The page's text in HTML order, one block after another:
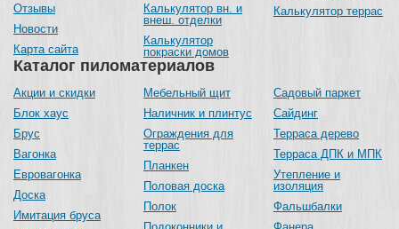
Каталог пиломатериалов
Акции и скидки
Блок хаус
Брус
Вагонка
Евровагонка
Доска
Имитация бруса
Мебельный щит
Наличник и плинтус
Ограждения для
террас
Планкен
Половая доска
Полок
Садовый паркет
Сайдинг
Терраса дерево
Терраса ДПК и МПК
Утепление и
изоляция
Фальшбалки
Отзывы
Новости
Карта сайта
Калькулятор вн. и
внеш. отделки
Калькулятор
покраски домов
Калькулятор террас